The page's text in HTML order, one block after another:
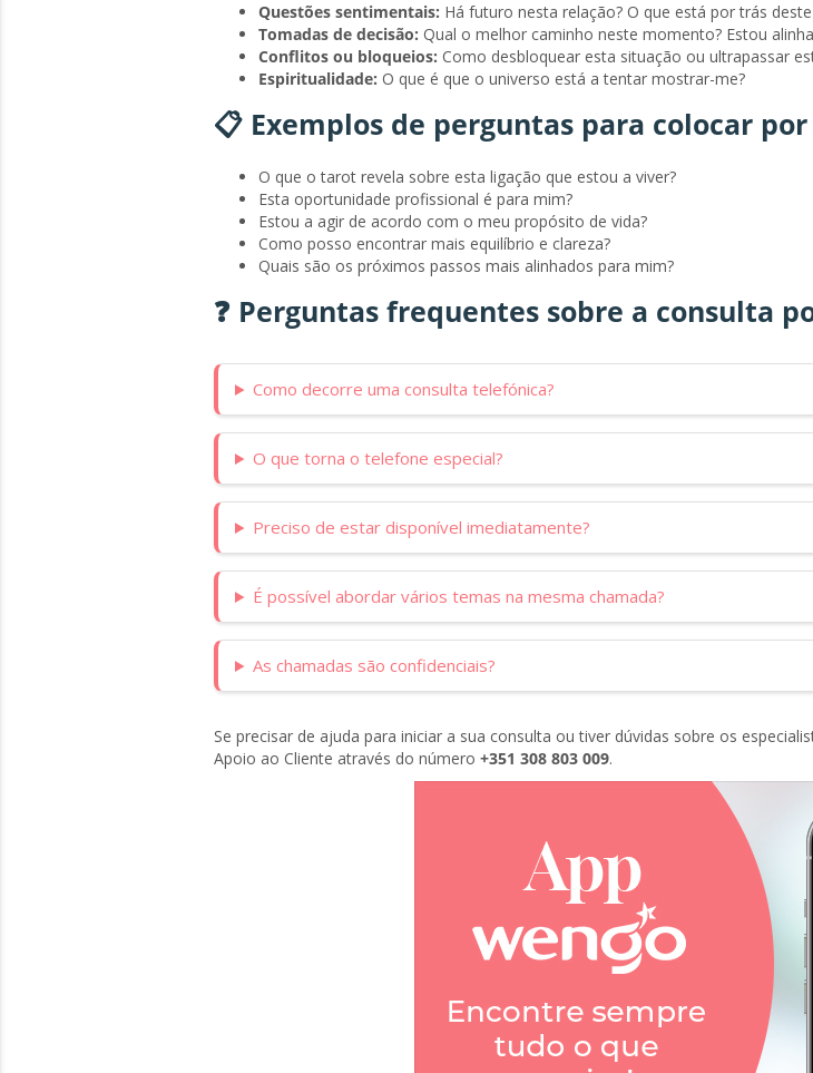
Questões sentimentais: Há futuro nesta relação? O que está por trás
Tomadas de decisão: Qual o melhor caminho neste momento? Estou
Conflitos ou bloqueios: Como desbloquear esta situação ou ultrapassar
Espiritualidade: O que é que o universo está a tentar mostrar-me?
📋 Exemplos de perguntas para colocar
O que o tarot revela sobre esta ligação que estou a viver?
Esta oportunidade profissional é para mim?
Estou a agir de acordo com o meu propósito de vida?
Como posso encontrar mais equilíbrio e clareza?
Quais são os próximos passos mais alinhados para mim?
❓ Perguntas frequentes sobre a consulta
Como decorre uma consulta telefónica?
O que torna o telefone especial?
Preciso de estar disponível imediatamente?
É possível abordar vários temas na mesma chamada?
As chamadas são confidenciais?
Se precisar de ajuda para iniciar a sua consulta ou tiver dúvidas sobre os
Apoio ao Cliente através do número +351 308 803 009.